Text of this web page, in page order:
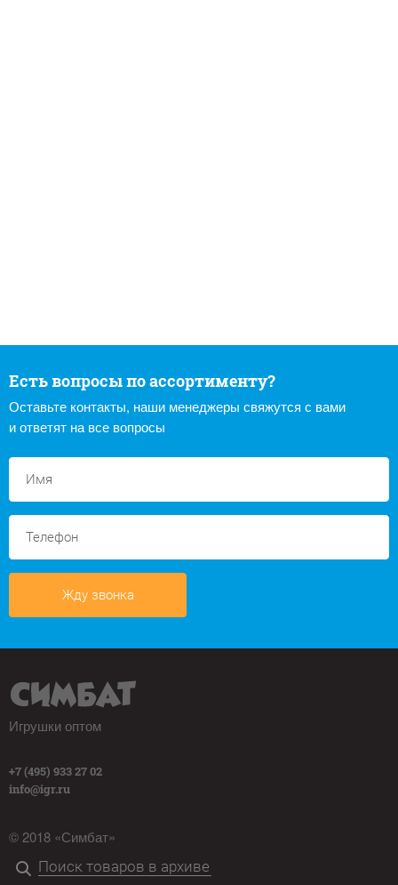
Есть вопросы по ассортименту?
Оставьте контакты, наши менеджеры свяжутся с вами
и ответят на все вопросы
Жду звонка
Игрушки оптом
+7 (495) 933 27 02
info@igr.ru
© 2018 «Симбат»